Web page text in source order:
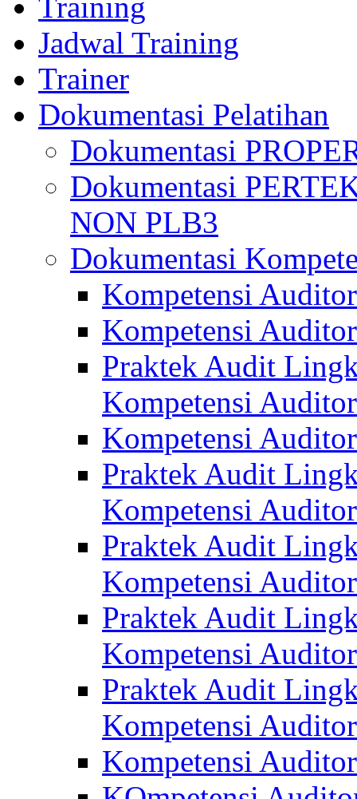
Jadwal Training
Trainer
Dokumentasi Pelatihan
Dokumentasi
Dokumentasi
NON PLB3
Dokumentasi
Kompetensi
Kompetensi
Praktek Audit
Kompetensi
Kompetensi
Praktek Audit
Kompetensi
Praktek Audit
Kompetensi
Praktek Audit
Kompetensi
Praktek Audit
Kompetensi
Kompetensi